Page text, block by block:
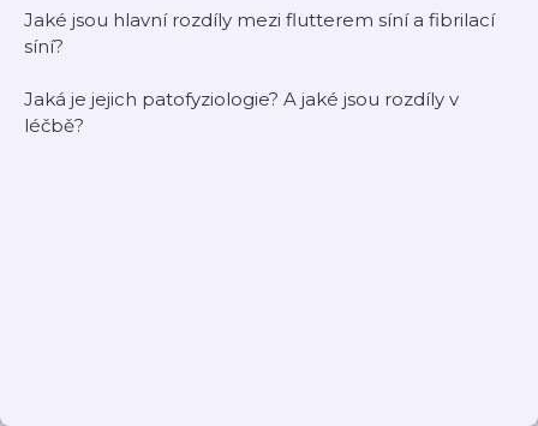
Jaké jsou hlavní rozdíly mezi flutterem síní a fibrilací
síní?
Jaká je jejich patofyziologie? A jaké jsou rozdíly v
léčbě?